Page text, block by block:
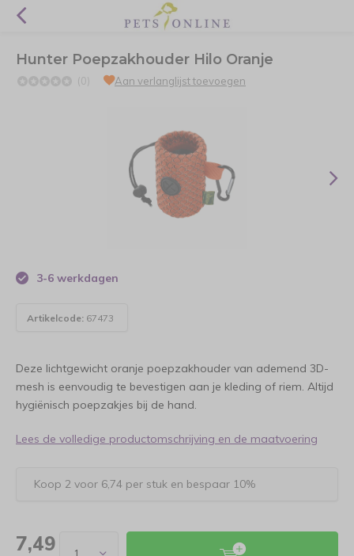
Hunter Poepzakhouder Hilo Oranje
(0) Aan verlanglijst toevoegen
3-6 werkdagen
Artikelcode: 67473
Deze lichtgewicht oranje poepzakhouder van ademend 3D-
mesh is eenvoudig te bevestigen aan je kleding of riem. Altijd
hygiënisch poepzakjes bij de hand.
Lees de volledige productomschrijving en de maatvoering
Koop 2 voor 6,74 per stuk en bespaar 10%
7,49